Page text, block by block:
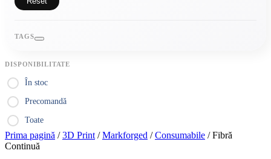
TAGS
DISPONIBILITATE
În stoc
Precomandă
Toate
Prima pagină /3D Print /Markforged /Consumabile / Fibră
Continuă